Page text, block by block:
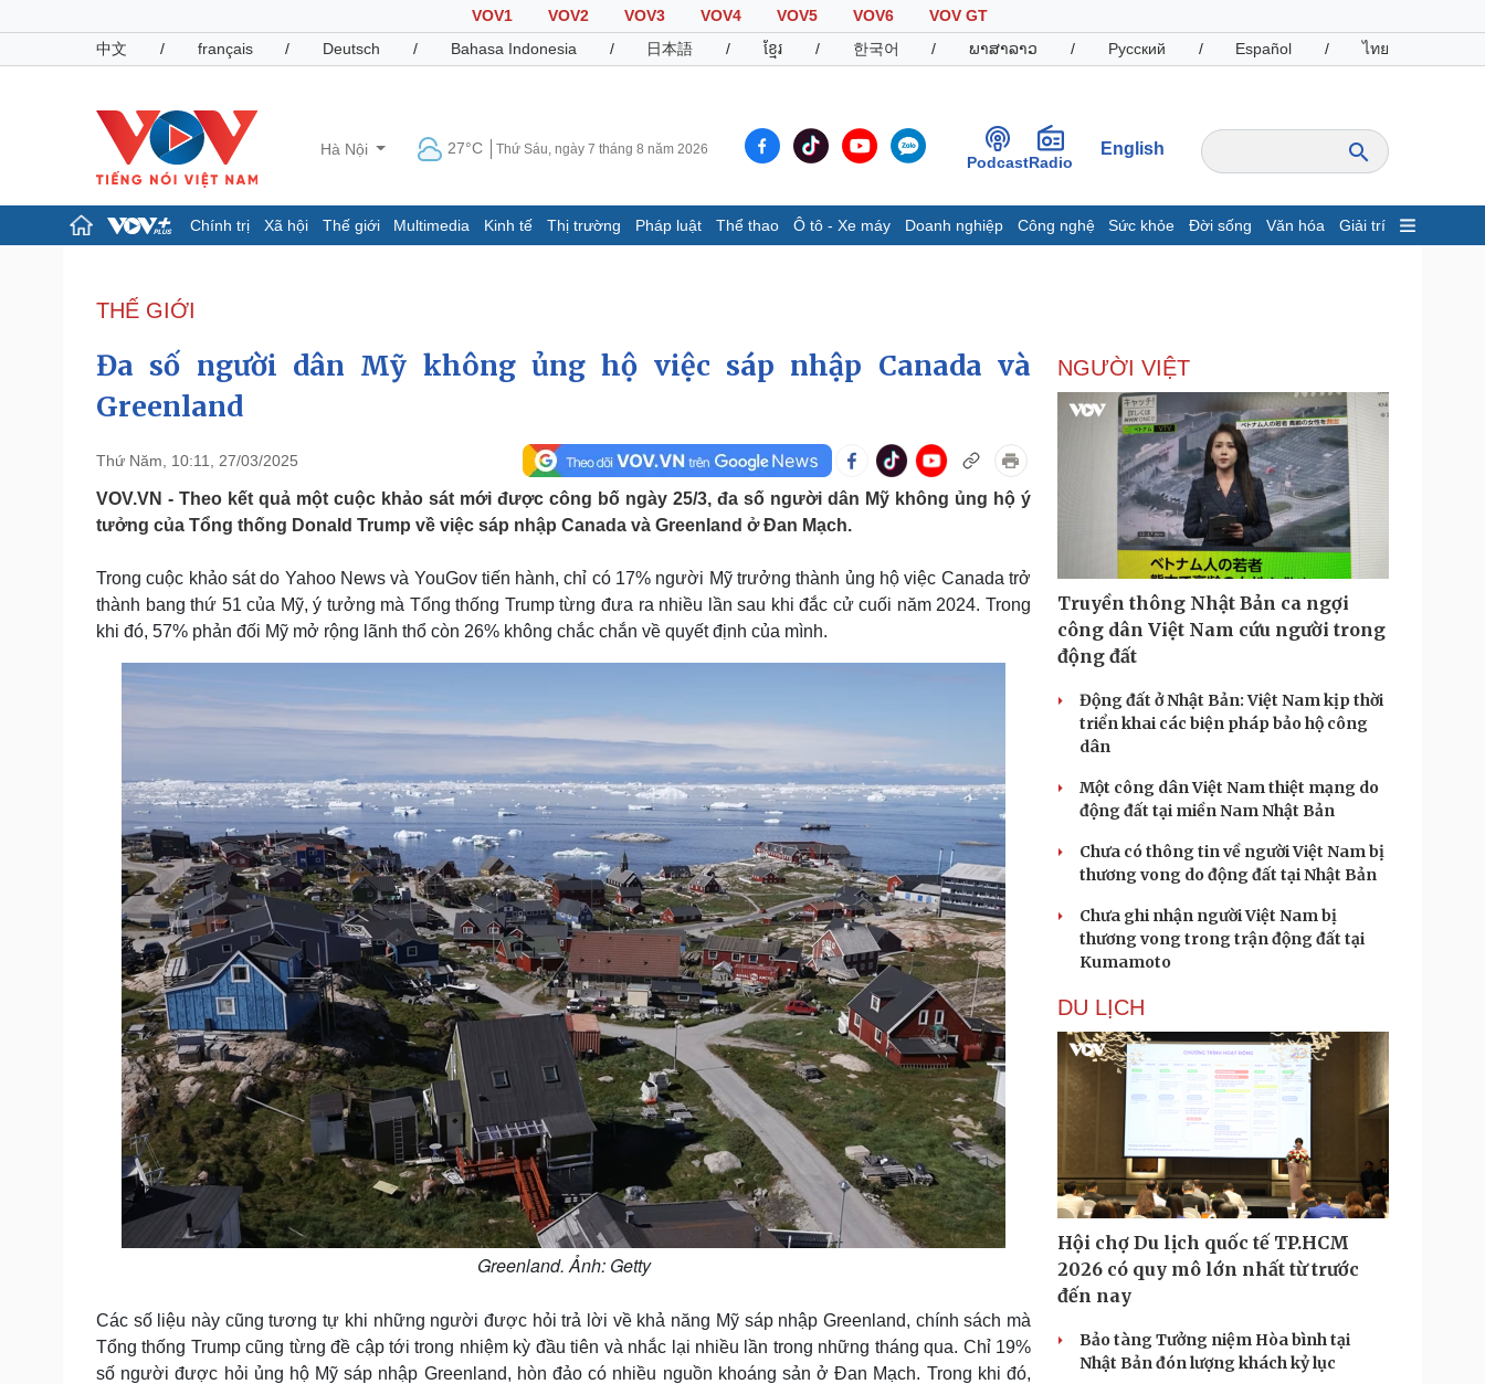
VOV1 VOV2 VOV3 VOV4 VOV5 VOV6
VOV GT
中文
/ français / Deutsch / Bahasa Indonesia / 日本語 / ខ្មែរ / 한국어 / ພາສາລາວ / Русский / Español / ไทย
Hà Nội 27°C Thứ Sáu, ngày 7 tháng 8 năm 2026
PodcastRadio
English
Chính trị Xã hội Thế giới Multimedia Kinh tế Thị trường Pháp luật Thể thao Ô tô - Xe máy Doanh nghiệp Công nghệ Sức khỏe Đời sống Văn hóa Giải trí
Đảng
Tổ chức nhân sự
Nhận diện sự thật
Dấu ấn VOV
Infographic
Giá cà phê
Pháp luật
Tin nóng
Tư vấn luật
Việt Nam
Phân tích
Thể thao
Lịch thi đấu bóng đá
Thế giới thể thao
Hậu trường
Ô tô - Xe máy
Xe máy
Tư vấn
Doanh nghiệp
Thông tin doanh nghiệp
Doanh nghiệp 24h
Công nghệ
Sành điệu
Tin Công nghệ
Trải nghiệm
Chuyển đổi số
Sức khỏe
Dinh dưỡng - món ngon
Cây thuốc
Phòng mạch online
Ăn sạch sống khỏe
Đời sống
Nhà đẹp
Blog
Tình yêu - Gia đình
Văn hóa
Sân khấu - Điện ảnh
Văn học
Giải trí
Thời trang
Du lịch
Săn Tour
Podcast
Câu chuyện thời sự
Cửa sổ tình yêu
Kể chuyện cho bé
Hạt giống tâm hồn
Cải chính
THẾ GIỚI
Đa số người dân Mỹ không ủng hộ việc sáp nhập Canada và
Greenland
Thứ Năm, 10:11, 27/03/2025
VOV.VN - Theo kết quả một cuộc khảo sát mới được công bố ngày 25/3, đa số người dân Mỹ không ủng hộ ý
tưởng của Tổng thống Donald Trump về việc sáp nhập Canada và Greenland ở Đan Mạch.
Trong cuộc khảo sát do Yahoo News và YouGov tiến hành, chỉ có 17% người Mỹ trưởng thành ủng hộ việc Canada trở
thành bang thứ 51 của Mỹ, ý tưởng mà Tổng thống Trump từng đưa ra nhiều lần sau khi đắc cử cuối năm 2024. Trong
khi đó, 57% phản đối Mỹ mở rộng lãnh thổ còn 26% không chắc chắn về quyết định của mình.
Greenland. Ảnh: Getty
Các số liệu này cũng tương tự khi những người được hỏi trả lời về khả năng Mỹ sáp nhập Greenland, chính sách mà
Tổng thống Trump cũng từng đề cập tới trong nhiệm kỳ đầu tiên và nhắc lại nhiều lần trong những tháng qua. Chỉ 19%
số người được hỏi ủng hộ Mỹ sáp nhập Greenland, hòn đảo có nhiều nguồn khoáng sản ở Đan Mạch. Trong khi đó,
NGƯỜI VIỆT
Truyền thông Nhật Bản ca ngợi
công dân Việt Nam cứu người trong
động đất
Động đất ở Nhật Bản: Việt Nam kịp thời
triển khai các biện pháp bảo hộ công
dân
Một công dân Việt Nam thiệt mạng do
động đất tại miền Nam Nhật Bản
Chưa có thông tin về người Việt Nam bị
thương vong do động đất tại Nhật Bản
Chưa ghi nhận người Việt Nam bị
thương vong trong trận động đất tại
Kumamoto
DU LỊCH
Hội chợ Du lịch quốc tế TP.HCM
2026 có quy mô lớn nhất từ trước
đến nay
Bảo tàng Tưởng niệm Hòa bình tại
Nhật Bản đón lượng khách kỷ lục